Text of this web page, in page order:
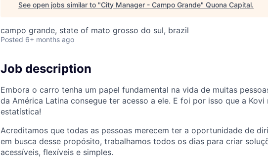
See open jobs similar to "City Manager - Campo Grande" Quona Capital.
campo grande, state of mato grosso do sul, brazil
Posted 6+ months ago
Job description
Embora o carro tenha um papel fundamental na vida de muitas
da América Latina consegue ter acesso a ele. E foi por isso que a Kovi
estatística!
Acreditamos que todas as pessoas merecem ter a oportunidade de
em busca desse propósito, trabalhamos todos os dias para criar
acessíveis, flexíveis e simples.